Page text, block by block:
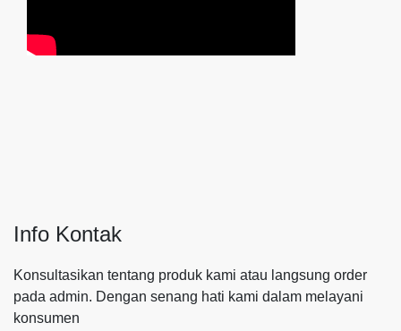
Info Kontak
Konsultasikan tentang produk kami atau langsung order
pada admin. Dengan senang hati kami dalam melayani
konsumen